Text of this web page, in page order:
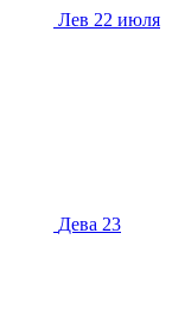
Лев 22 июля
Дева 23